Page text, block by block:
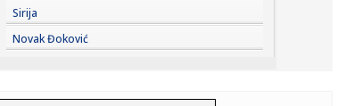
22:08:U Vlasotincu građani traže još jedan referendum protiv
betonsk...
Sirija
Novak Đoković